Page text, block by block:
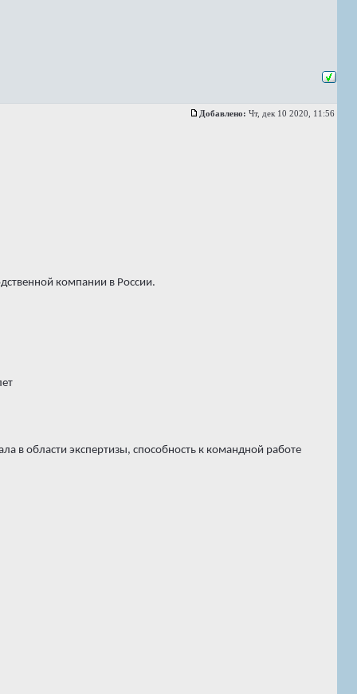
Добавлено: Чт, дек 10 2020, 11:56
компании в России.
в области экспертизы, способность к командной работе